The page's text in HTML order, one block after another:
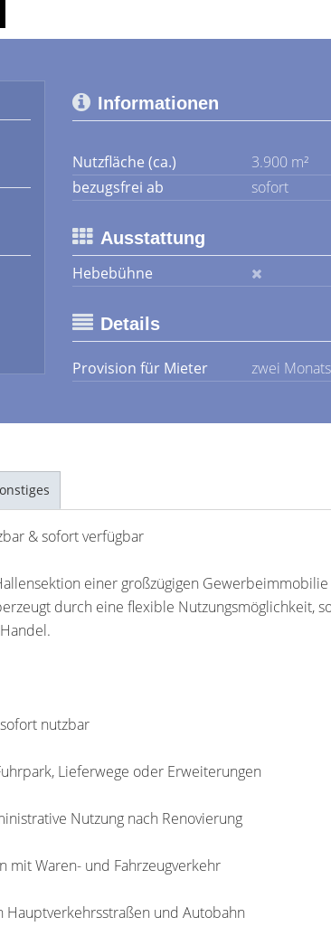
Informationen
Nutzfläche (ca.) 3.900 m²
bezugsfrei ab
sofort
Ausstattung
Hebebühne
Details
Provision für Mieter zwei
& sofort verfügbar
einer großzügigen
durch eine flexible Nutzungsmöglichkeit,
nutzbar
Lieferwege oder Erweiterungen
Nutzung nach Renovierung
mit Waren- und Fahrzeugverkehr
Hauptverkehrsstraßen und Autobahn